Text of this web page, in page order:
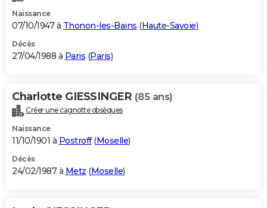
Naissance
07/10/1947 à Thonon-les-Bains (Haute-Savoie)
Décès
27/04/1988 à Paris (Paris)
Charlotte GIESSINGER (85 ans)
Créer une cagnotte obsèques
Naissance
11/10/1901 à Postroff(Moselle)
Décès
24/02/1987 à Metz (Moselle)